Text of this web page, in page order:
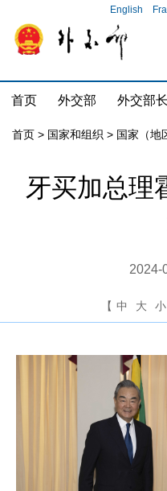
English
首页 外交部 外交部长
首页 > 国家和组织 > 国家（地
牙买加总理
2024-
【 中 大 小